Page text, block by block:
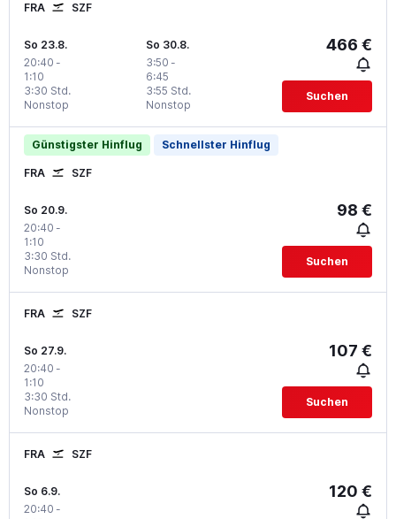
FRA SZF
So 23.8.
20:40 -
1:10
Nonstop
3:30 Std.
So 30.8.
3:50 -
6:45
Nonstop
3:55 Std.
466 €
Suchen
Günstigster Hinflug Schnellster Hinflug
FRA SZF
So 20.9.
20:40 -
1:10
Nonstop
3:30 Std.
98 €
Suchen
FRA SZF
So 27.9.
20:40 -
1:10
Nonstop
3:30 Std.
107 €
Suchen
FRA SZF
So 6.9.
20:40 -
120 €